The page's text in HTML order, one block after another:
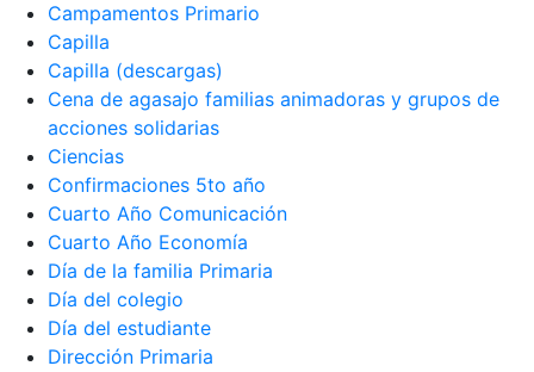
Campamentos Primario
Capilla
Capilla (descargas)
Cena de agasajo familias animadoras y grupos de
acciones solidarias
Ciencias
Confirmaciones 5to año
Cuarto Año Comunicación
Cuarto Año Economía
Día de la familia Primaria
Día del colegio
Día del estudiante
Dirección Primaria